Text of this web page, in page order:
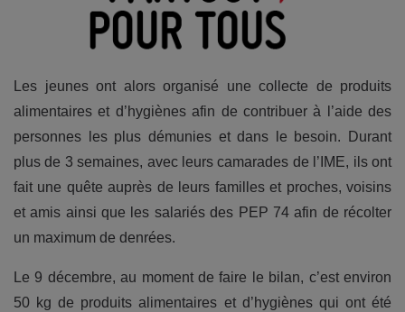
Les jeunes ont alors organisé une collecte de produits
alimentaires et d’hygiènes afin de contribuer à l’aide des
personnes les plus démunies et dans le besoin. Durant
plus de 3 semaines, avec leurs camarades de l’IME, ils ont
fait une quête auprès de leurs familles et proches, voisins
et amis ainsi que les salariés des PEP 74 afin de récolter
un maximum de denrées.
Le 9 décembre, au moment de faire le bilan, c’est environ
50 kg de produits alimentaires et d’hygiènes qui ont été